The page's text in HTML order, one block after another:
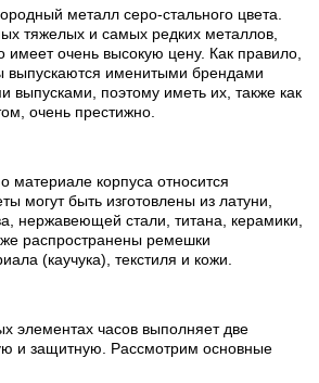
металл серо-стального цвета.
тяжелых и самых редких металлов,
имеет очень высокую цену. Как правило,
выпускаются именитыми брендами
выпусками, поэтому иметь их, также как
очень престижно.
материале корпуса относится
могут быть изготовлены из латуни,
нержавеющей стали, титана, керамики,
распространены ремешки
(каучука), текстиля и кожи.
элементах часов выполняет две
и защитную. Рассмотрим основные